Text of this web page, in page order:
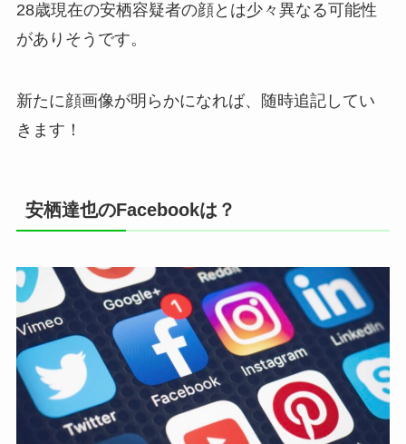
28歳現在の安栖容疑者の顔とは少々異なる可能性
がありそうです。
新たに顔画像が明らかになれば、随時追記してい
きます！
安栖達也のFacebookは？